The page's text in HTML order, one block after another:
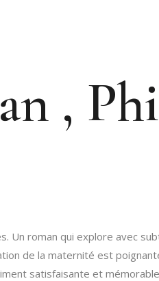
,
Un roman qui explore avec
de la maternité est
satisfaisante et